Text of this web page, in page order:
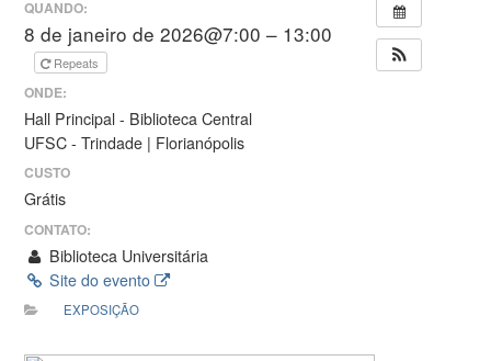
QUANDO:
8 de janeiro de 2026@7:00 – 13:00
Repeats
ONDE:
Hall Principal - Biblioteca Central
UFSC - Trindade | Florianópolis
CUSTO
Grátis
CONTATO:
Biblioteca Universitária
Site do evento
EXPOSIÇÃO